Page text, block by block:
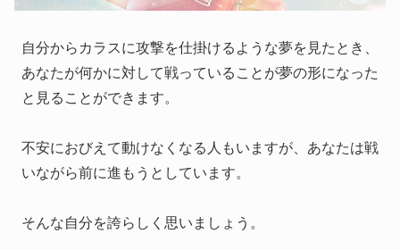
自分からカラスに攻撃を仕掛けるような夢を見たとき、
あなたが何かに対して戦っていることが夢の形になった
と見ることができます。
不安におびえて動けなくなる人もいますが、あなたは戦
いながら前に進もうとしています。
そんな自分を誇らしく思いましょう。